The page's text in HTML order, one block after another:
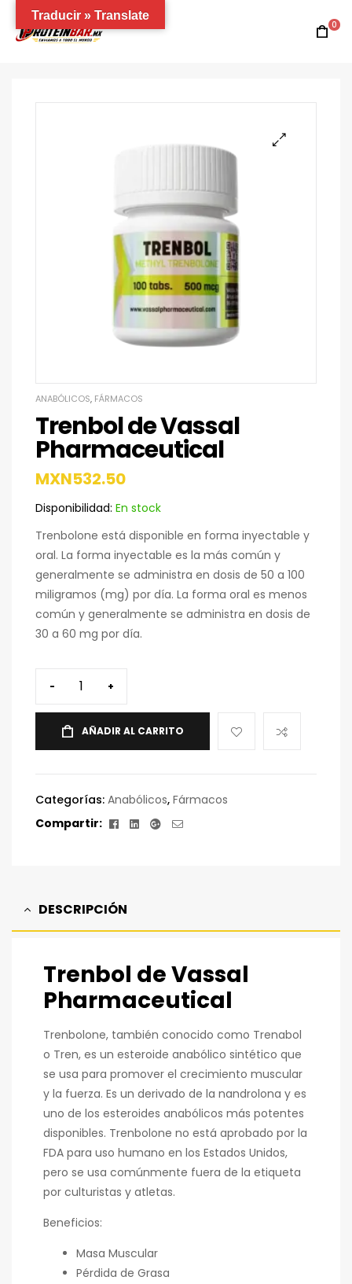
0
ANABÓLICOS, FÁRMACOS
Trenbol de Vassal
Pharmaceutical
MXN532.50
Disponibilidad: En stock
Trenbolone está disponible en forma inyectable y
oral. La forma inyectable es la más común y
generalmente se administra en dosis de 50 a 100
miligramos (mg) por día. La forma oral es menos
común y generalmente se administra en dosis de
30 a 60 mg por día.
- +
AÑADIR AL CARRITO
Categorías: Anabólicos, Fármacos
Compartir:
Facebook
LinkedinGoogle+
Correo
DESCRIPCIÓN
Trenbol de Vassal
Pharmaceutical
Trenbolone, también conocido como Trenabol
o Tren, es un esteroide anabólico sintético que
se usa para promover el crecimiento muscular
y la fuerza. Es un derivado de la nandrolona y es
uno de los esteroides anabólicos más potentes
disponibles. Trenbolone no está aprobado por la
FDA para uso humano en los Estados Unidos,
pero se usa comúnmente fuera de la etiqueta
por culturistas y atletas.
Beneficios:
Masa Muscular
Pérdida de Grasa
Traducir » Translate